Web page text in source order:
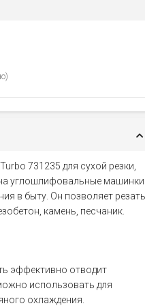
731235 для сухой резки,
углошлифовальные машинки
в быту. Он позволяет резать
камень, песчаник.
эффективно отводит
использовать для
охлаждения.